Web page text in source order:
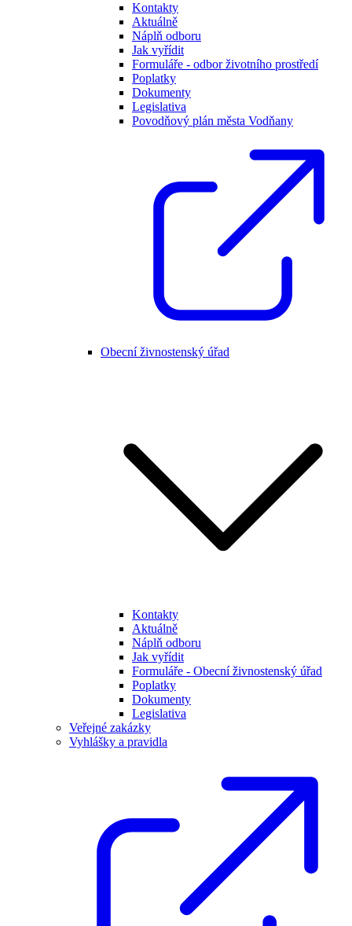
Kontakty
Aktuálně
Náplň odboru
Jak vyřídit
Formuláře - odbor životního prostředí
Poplatky
Dokumenty
Legislativa
Povodňový plán města Vodňany
Obecní živnostenský úřad
Kontakty
Aktuálně
Náplň odboru
Jak vyřídit
Formuláře - Obecní živnostenský úřad
Poplatky
Dokumenty
Legislativa
Veřejné zakázky
Vyhlášky a pravidla